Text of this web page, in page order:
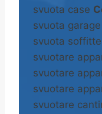
svuota case
svuota garage
svuota soffitte
svuotare
svuotare
svuotare
svuotare